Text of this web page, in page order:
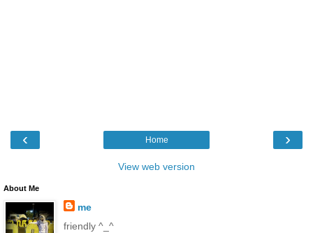
‹ ›
Home
View web version
About Me
me
friendly ^_^